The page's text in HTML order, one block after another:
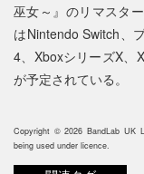
巫女～』のリマスタ
はNintendo Switch、
4、XboxシリーズX、
が予定されている。
Copyright © 2026 BandLab UK
being used under licence.